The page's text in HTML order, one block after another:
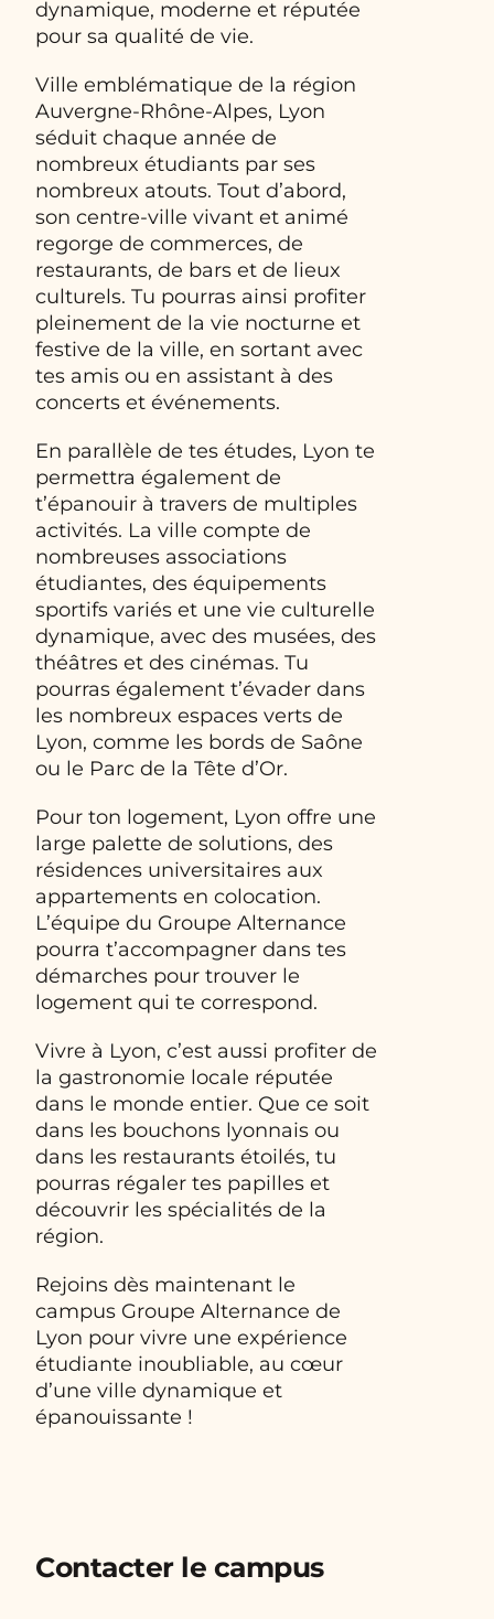
dynamique, moderne et réputée
pour sa qualité de vie.
Ville emblématique de la région
Auvergne-Rhône-Alpes, Lyon
séduit chaque année de
nombreux étudiants par ses
nombreux atouts. Tout d’abord,
son centre-ville vivant et animé
regorge de commerces, de
restaurants, de bars et de lieux
culturels. Tu pourras ainsi profiter
pleinement de la vie nocturne et
festive de la ville, en sortant avec
tes amis ou en assistant à des
concerts et événements.
En parallèle de tes études, Lyon te
permettra également de
t’épanouir à travers de multiples
activités. La ville compte de
nombreuses associations
étudiantes, des équipements
sportifs variés et une vie culturelle
dynamique, avec des musées, des
théâtres et des cinémas. Tu
pourras également t’évader dans
les nombreux espaces verts de
Lyon, comme les bords de Saône
ou le Parc de la Tête d’Or.
Pour ton logement, Lyon offre une
large palette de solutions, des
résidences universitaires aux
appartements en colocation.
L’équipe du Groupe Alternance
pourra t’accompagner dans tes
démarches pour trouver le
logement qui te correspond.
Vivre à Lyon, c’est aussi profiter de
la gastronomie locale réputée
dans le monde entier. Que ce soit
dans les bouchons lyonnais ou
dans les restaurants étoilés, tu
pourras régaler tes papilles et
découvrir les spécialités de la
région.
Rejoins dès maintenant le
campus Groupe Alternance de
Lyon pour vivre une expérience
étudiante inoubliable, au cœur
d’une ville dynamique et
épanouissante !
Contacter le campus